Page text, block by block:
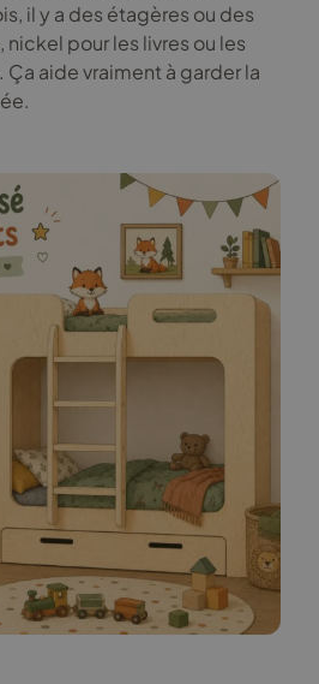
il y a des étagères ou des
pour les livres ou les
aide vraiment à garder la